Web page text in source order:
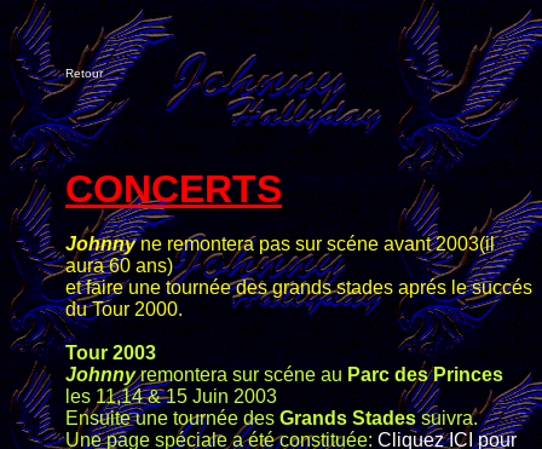
Retour
CONCERTS
Johnnyne remontera pas sur scéne avant 2003(il
aura 60 ans)
et faire une tournée des grands stades aprés le succés
du Tour 2000.
Tour 2003
Johnnyremontera sur scéne auParc des Princes
les 11,14 & 15 Juin 2003
Ensuite une tournée desGrands Stadessuivra.
Une page spéciale a été constituée:Cliquez ICI pour